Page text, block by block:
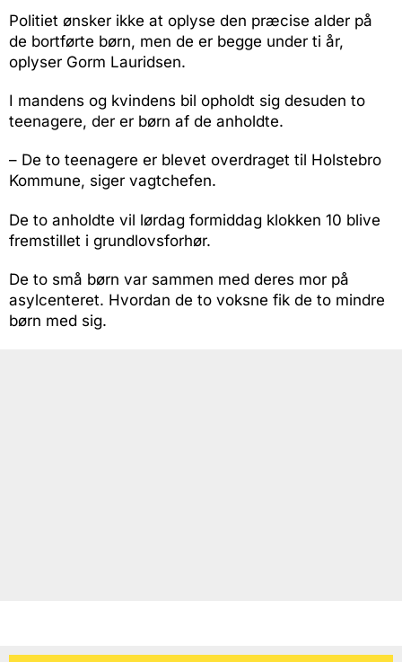
Politiet ønsker ikke at oplyse den præcise alder på
de bortførte børn, men de er begge under ti år,
oplyser Gorm Lauridsen.
I mandens og kvindens bil opholdt sig desuden to
teenagere, der er børn af de anholdte.
– De to teenagere er blevet overdraget til Holstebro
Kommune, siger vagtchefen.
De to anholdte vil lørdag formiddag klokken 10 blive
fremstillet i grundlovsforhør.
De to små børn var sammen med deres mor på
asylcenteret. Hvordan de to voksne fik de to mindre
børn med sig.